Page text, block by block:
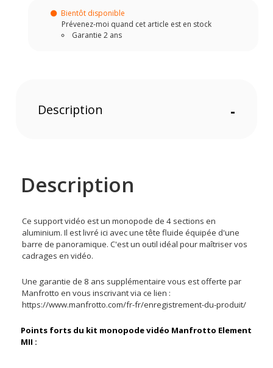
Bientôt disponible
Prévenez-moi quand cet article est en stock
Garantie 2 ans
Description -
Description
Ce support vidéo est un monopode de 4 sections en
aluminium. Il est livré ici avec une tête fluide équipée d'une
barre de panoramique. C'est un outil idéal pour maîtriser vos
cadrages en vidéo.
Une garantie de 8 ans supplémentaire vous est offerte par
Manfrotto en vous inscrivant via ce lien :
https://www.manfrotto.com/fr-fr/enregistrement-du-produit/
Points forts du kit monopode vidéo Manfrotto Element
MII :